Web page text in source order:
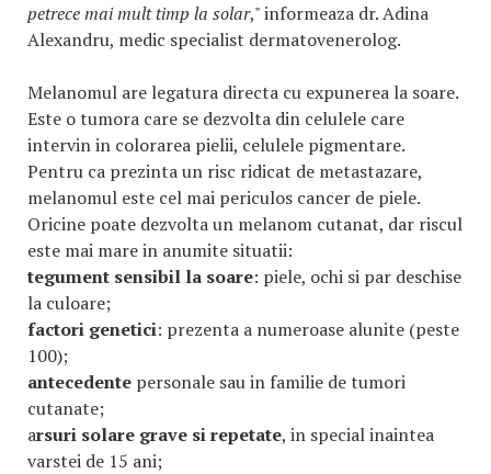
petrece mai mult timp la solar," informeaza dr. Adina
Alexandru, medic specialist dermatovenerolog.
Melanomul are legatura directa cu expunerea la soare.
Este o tumora care se dezvolta din celulele care
intervin in colorarea pielii, celulele pigmentare.
Pentru ca prezinta un risc ridicat de metastazare,
melanomul este cel mai periculos cancer de piele.
Oricine poate dezvolta un melanom cutanat, dar riscul
este mai mare in anumite situatii:
tegument sensibil la soare: piele, ochi si par deschise
la culoare;
factori genetici: prezenta a numeroase alunite (peste
100);
antecedente personale sau in familie de tumori
cutanate;
arsuri solare grave si repetate, in special inaintea
varstei de 15 ani;